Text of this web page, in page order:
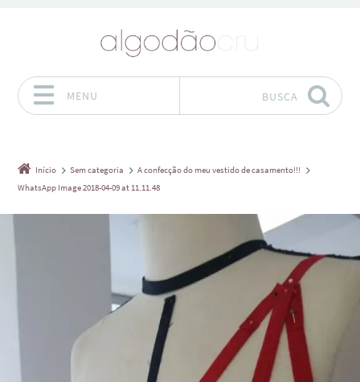
MENU BUSCA
Início Sem categoria
A confecção do meu vestido de casamento!!!
WhatsApp Image 2018-04-09 at 11.11.48